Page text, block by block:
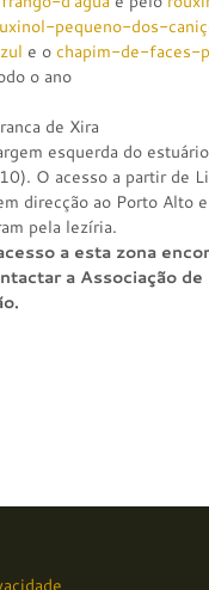
pequeno-dos-
e o chapim-de-faces-
o ano
de Xira
esquerda do
O acesso a partir de
direcção ao Porto Alto
pela lezíria.
a esta zona
a Associação